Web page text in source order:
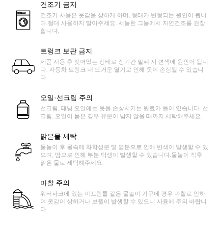
건조기 금지
건조기 사용은 옷감을 상하게 하며, 형태가 변형되는 원인이 됩니
다.절대 사용하지 말아주세요. 서늘한 그늘에서 자연건조를 권장
합니다.
트렁크 보관 금지
제품 사용 후 젖어있는 상태로 장기간 밀폐 시 변색에 원인이 됩니
다. 자동차 트렁크 내 뜨거운 열기로 인해 옷이 손상될 수 있습니
다.
오일·선크림 주의
선크림, 태닝 오일에는 옷을 손상시키는 원료가 들어 있습니다. 선
크림, 오일이 묻은 경우 유분이 남지 않을 때까지 세탁해주세요.
맑은물 세탁
물놀이 후 물속에 화학성분 및 염분으로 인해 변색이 발생할 수 있
으며, 땀으로 인해 부분 탁생이 발생할 수 있습니다.물놀이 직후
맑은 물로 세탁해주세요.
마찰 주의
워터파크에 있는 미끄럼틀 같은 물놀이 기구에 경우 마찰로 인하
여 옷감이 상하거나 보풀이 발생할 수 있으니 사용에 주의 바랍니
다.